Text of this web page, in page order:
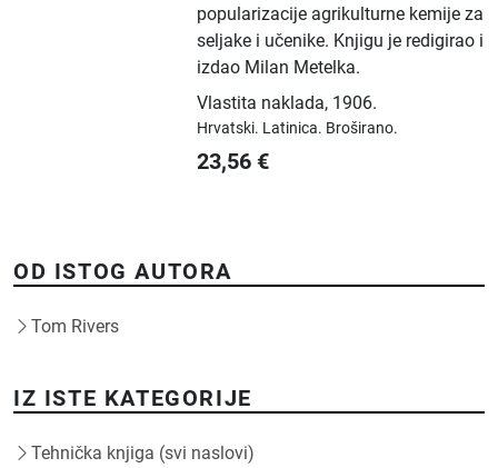
popularizacije agrikulturne kemije za
seljake i učenike. Knjigu je redigirao i
izdao Milan Metelka.
Vlastita naklada, 1906.
Hrvatski. Latinica. Broširano.
23,56 €
OD ISTOG AUTORA
Tom Rivers
IZ ISTE KATEGORIJE
Tehnička knjiga (svi naslovi)